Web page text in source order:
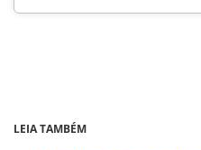
LEIA TAMBÉM